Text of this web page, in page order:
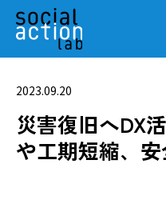
2023.09.20
災害復旧へDX
や工期短縮、